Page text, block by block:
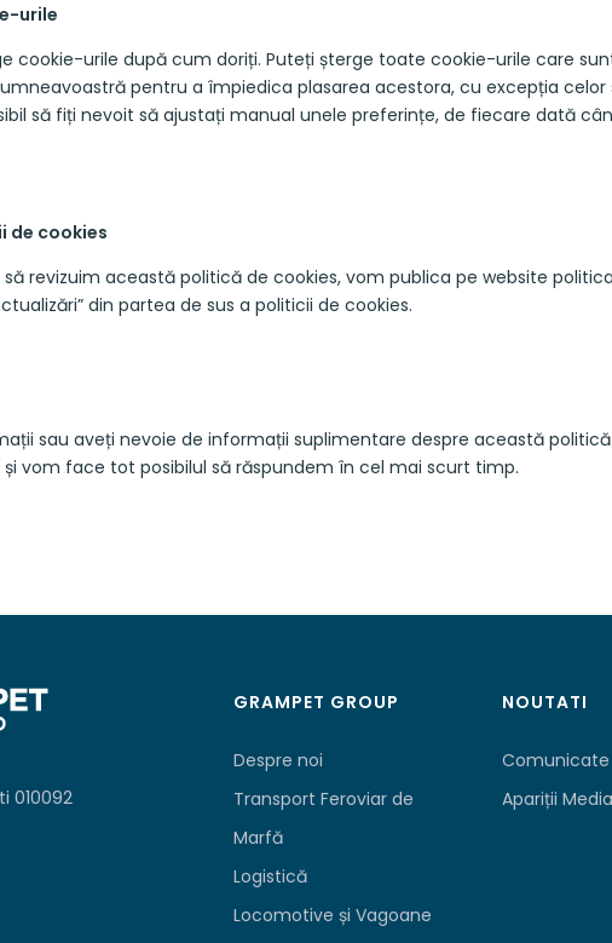
urile
cookie-urile după cum doriți. Puteți șterge toate cookie-urile care
pentru a împiedica plasarea acestora, cu excepția
să fiți nevoit să ajustați manual unele preferințe, de fiecare dată
de cookies
revizuim această politică de cookies, vom publica pe website
din partea de sus a politicii de cookies.
sau aveți nevoie de informații suplimentare despre această
și vom face tot posibilul să răspundem în cel mai scurt timp.
010092
GRAMPET GROUP
Despre noi
Transport Feroviar de
Marfă
Logistică
Locomotive și Vagoane
NOUTATI
Comunicate
Apariții Media